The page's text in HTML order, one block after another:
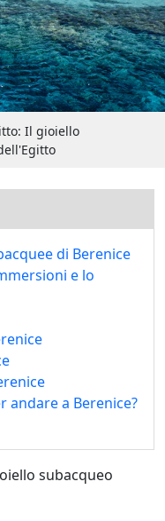
Il gioiello
di Berenice
e lo
andare a Berenice?
subacqueo